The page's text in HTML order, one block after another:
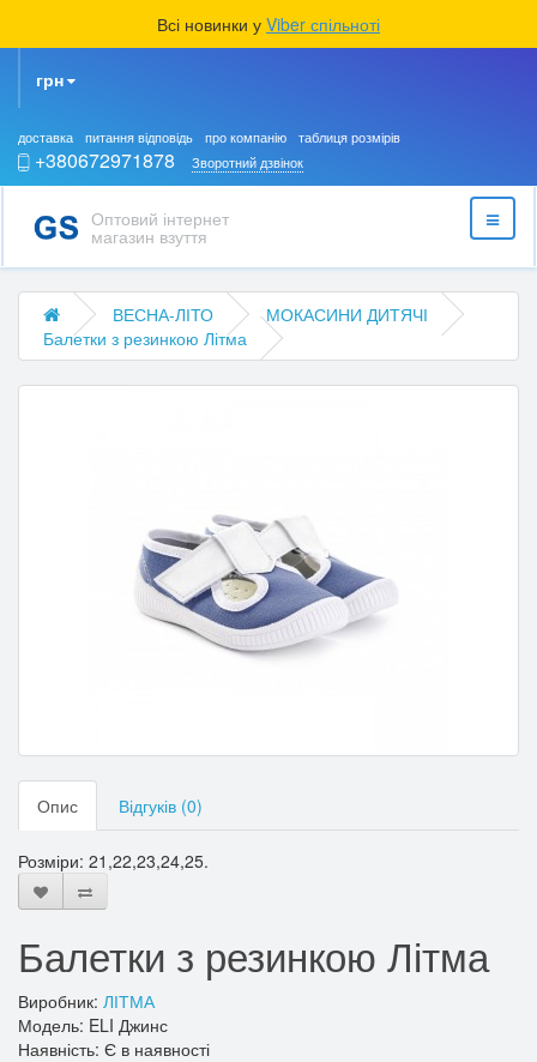
Всі новинки у Viber спільноті
грн
доставка питання відповідь про компанію таблиця розмірів
+380672971878 Зворотний дзвінок
Оптовий інтернет
магазин взуття
ВЕСНА-ЛІТО
МОКАСИНИ ДИТЯЧІ
Балетки з резинкою Літма
Опис Відгуків (0)
Розміри: 21,22,23,24,25.
Балетки з резинкою Літма
Виробник: ЛІТМА
Модель: ELI Джинс
Наявність: Є в наявності